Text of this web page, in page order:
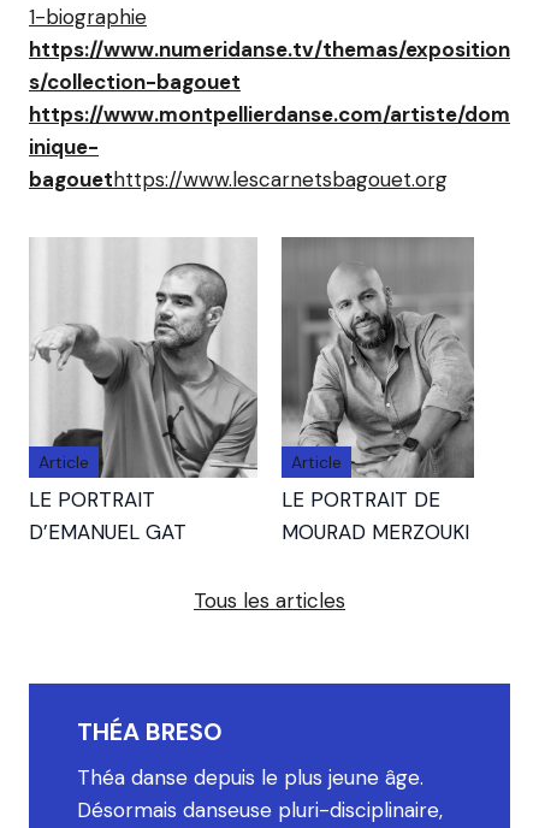
1-biographie
https://www.numeridanse.tv/themas/exposition
s/collection-bagouet
https://www.montpellierdanse.com/artiste/dom
inique-
bagouethttps://www.lescarnetsbagouet.org
Article
LE PORTRAIT
D’EMANUEL GAT
Article
LE PORTRAIT DE
MOURAD MERZOUKI
Tous les articles
THÉA BRESO
Théa danse depuis le plus jeune âge.
Désormais danseuse pluri-disciplinaire,